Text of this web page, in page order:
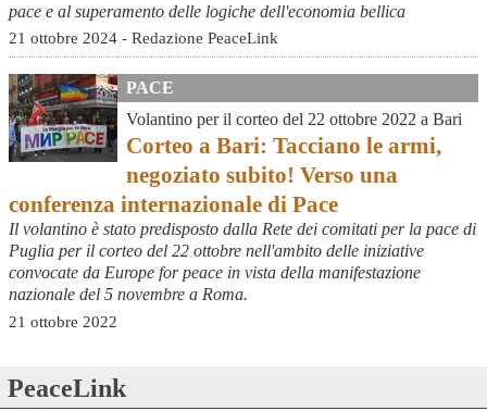
pace e al superamento delle logiche dell'economia bellica
21 ottobre 2024 - Redazione PeaceLink
PACE
Volantino per il corteo del 22 ottobre 2022 a Bari
Corteo a Bari: Tacciano le armi,
negoziato subito! Verso una
conferenza internazionale di Pace
Il volantino è stato predisposto dalla Rete dei comitati per la pace di
Puglia per il corteo del 22 ottobre nell'ambito delle iniziative
convocate da Europe for peace in vista della manifestazione
nazionale del 5 novembre a Roma.
21 ottobre 2022
PeaceLink